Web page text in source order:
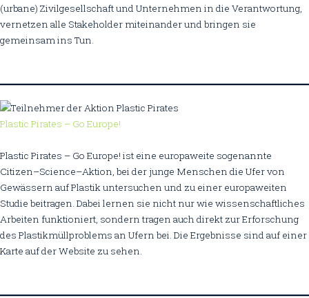
(urbane) Zivilgesellschaft und Unternehmen in die Verantwortung,
vernetzen alle Stakeholder miteinander und bringen sie
gemeinsam ins Tun.
Plastic Pirates – Go Europe!
Plastic Pirates – Go Europe! ist eine europaweite sogenannte
Citizen–Science–Aktion, bei der junge Menschen die Ufer von
Gewässern auf Plastik untersuchen und zu einer europaweiten
Studie beitragen. Dabei lernen sie nicht nur wie wissenschaftliches
Arbeiten funktioniert, sondern tragen auch direkt zur Erforschung
des Plastikmüllproblems an Ufern bei. Die Ergebnisse sind auf einer
Karte auf der Website zu sehen.